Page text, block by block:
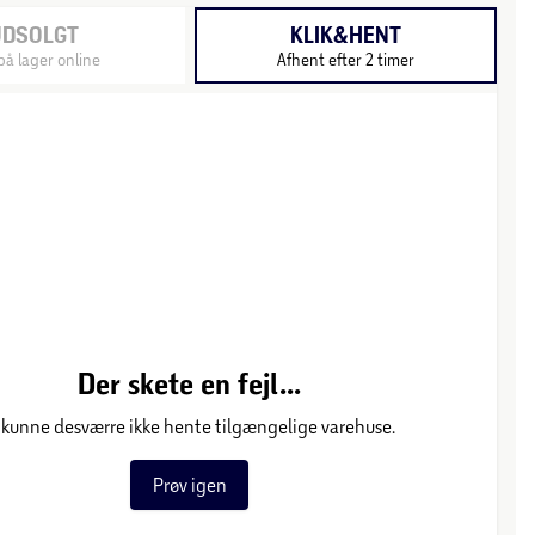
lager online
KLIK&HENT
Afhent efter 2 timer
Der skete en fejl...
kunne desværre ikke hente tilgængelige varehuse.
Prøv igen